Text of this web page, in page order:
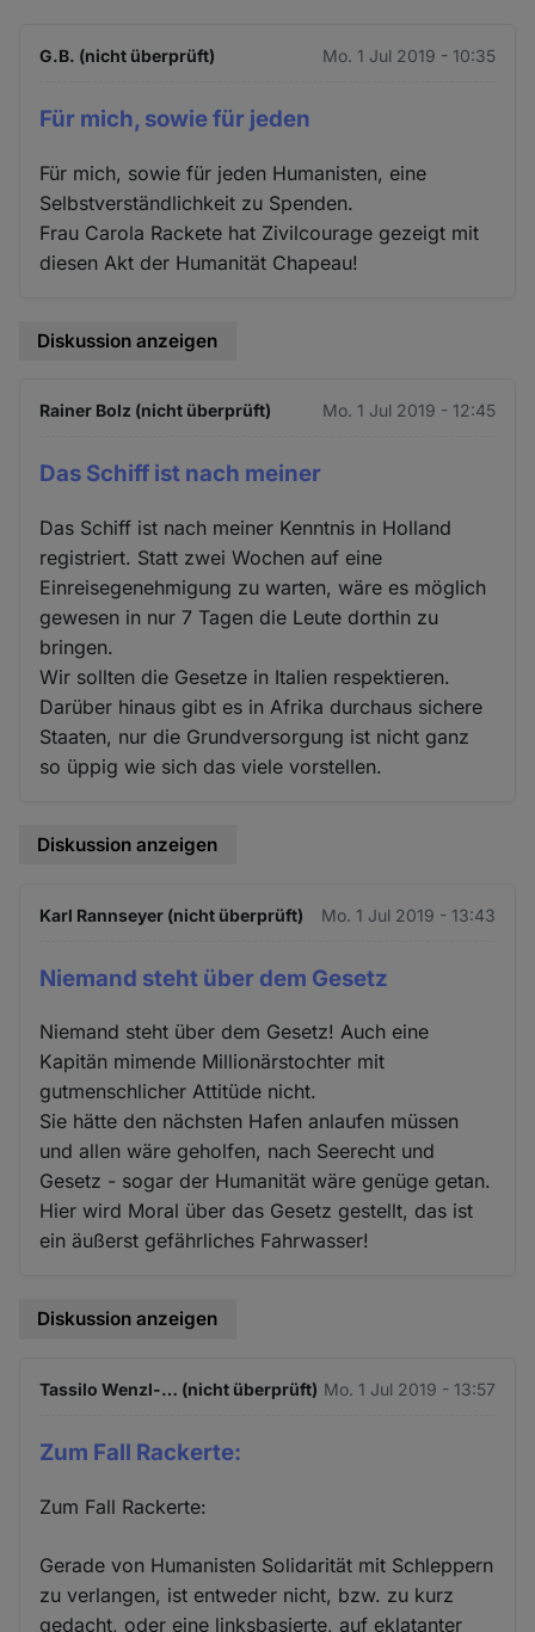
G.B. (nicht überprüft) Mo. 1 Jul 2019 - 10:35
Für mich, sowie für jeden
Für mich, sowie für jeden Humanisten, eine
Selbstverständlichkeit zu Spenden.
Frau Carola Rackete hat Zivilcourage gezeigt mit
diesen Akt der Humanität Chapeau!
Diskussion anzeigen
Rainer Bolz (nicht überprüft) Mo. 1 Jul 2019 - 12:45
Das Schiff ist nach meiner
Das Schiff ist nach meiner Kenntnis in Holland
registriert. Statt zwei Wochen auf eine
Einreisegenehmigung zu warten, wäre es möglich
gewesen in nur 7 Tagen die Leute dorthin zu
bringen.
Wir sollten die Gesetze in Italien respektieren.
Darüber hinaus gibt es in Afrika durchaus sichere
Staaten, nur die Grundversorgung ist nicht ganz
so üppig wie sich das viele vorstellen.
Diskussion anzeigen
Karl Rannseyer (nicht überprüft) Mo. 1 Jul 2019 - 13:43
Niemand steht über dem Gesetz
Niemand steht über dem Gesetz! Auch eine
Kapitän mimende Millionärstochter mit
gutmenschlicher Attitüde nicht.
Sie hätte den nächsten Hafen anlaufen müssen
und allen wäre geholfen, nach Seerecht und
Gesetz - sogar der Humanität wäre genüge getan.
Hier wird Moral über das Gesetz gestellt, das ist
ein äußerst gefährliches Fahrwasser!
Diskussion anzeigen
Tassilo Wenzl-… (nicht überprüft) Mo. 1 Jul 2019 - 13:57
Zum Fall Rackerte:
Zum Fall Rackerte:
Gerade von Humanisten Solidarität mit Schleppern
zu verlangen, ist entweder nicht, bzw. zu kurz
gedacht, oder eine linksbasierte, auf eklatanter